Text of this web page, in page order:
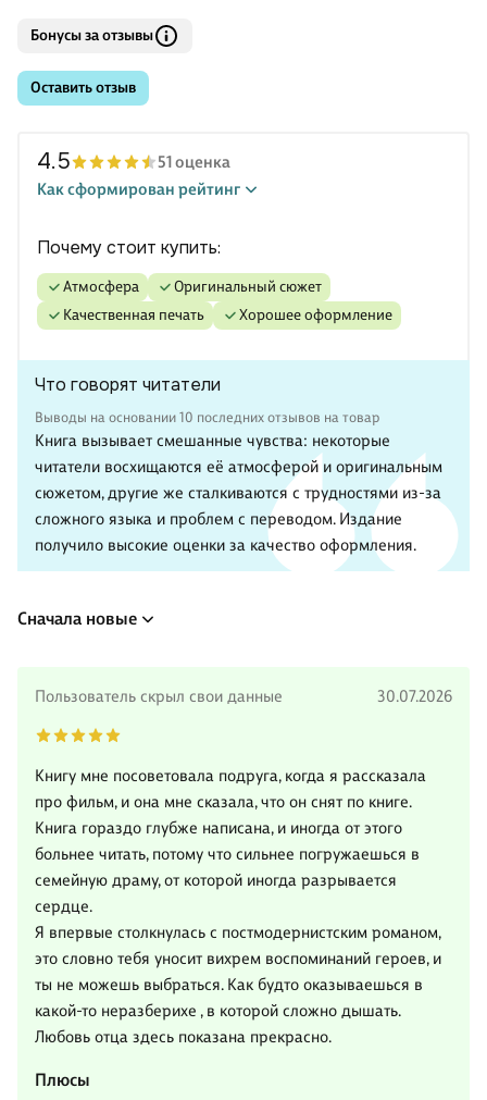
Бонусы за отзывы
Оставить отзыв
4.5
51 оценка
Как сформирован рейтинг
Почему стоит купить:
атмосфера
оригинальный сюжет
качественная печать
хорошее оформление
Что говорят читатели
Выводы на основании 10 последних отзывов на товар
Книга вызывает смешанные чувства: некоторые
читатели восхищаются её атмосферой и оригинальным
сюжетом, другие же сталкиваются с трудностями из-за
сложного языка и проблем с переводом. Издание
получило высокие оценки за качество оформления.
Сначала новые
Пользователь скрыл свои данные 30.07.2026
Книгу мне посоветовала подруга, когда я рассказала
про фильм, и она мне сказала, что он снят по книге.
Книга гораздо глубже написана, и иногда от этого
больнее читать, потому что сильнее погружаешься в
семейную драму, от которой иногда разрывается
сердце.
Я впервые столкнулась с постмодернистским романом,
это словно тебя уносит вихрем воспоминаний героев, и
ты не можешь выбраться. Как будто оказываешься в
какой-то неразберихе , в которой сложно дышать.
Любовь отца здесь показана прекрасно.
Плюсы